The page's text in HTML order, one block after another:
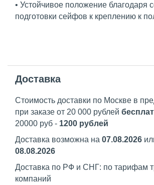
• Устойчивое положение благодаря
подготовки сейфов к креплению к
Доставка
Стоимость доставки по Москве в
при заказе от 20 000 рублей
20000 руб - 1200 рублей
Доставка возможна на 07.08.2026
08.08.2026
Доставка по РФ и СНГ: по тарифам
компаний